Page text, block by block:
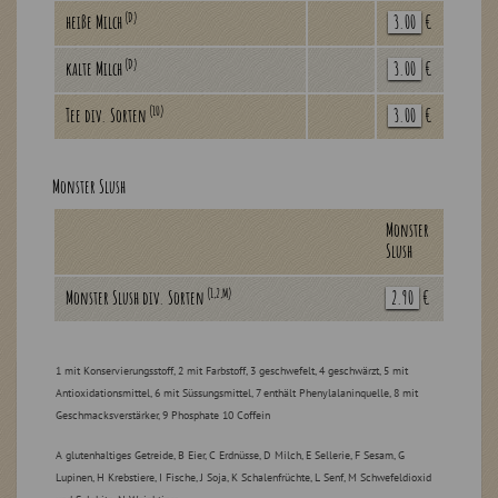
heiße Milch (D) 3.00 €
kalte Milch (D) 3.00 €
Tee div. Sorten (10) 3.00 €
Monster Slush
Monster
Slush
Monster Slush div. Sorten (1,2,M) 2.90 €
1 mit Konservierungsstoff, 2 mit Farbstoff, 3 geschwefelt, 4 geschwärzt, 5 mit
Antioxidationsmittel, 6 mit Süssungsmittel,7 enthält Phenylalaninquelle, 8 mit
Geschmacksverstärker, 9 Phosphate 10 Coffein
A glutenhaltiges Getreide, B Eier, C Erdnüsse, D Milch, E Sellerie, F Sesam, G
Lupinen, H Krebstiere, I Fische, J Soja, K Schalenfrüchte, L Senf, M Schwefeldioxid